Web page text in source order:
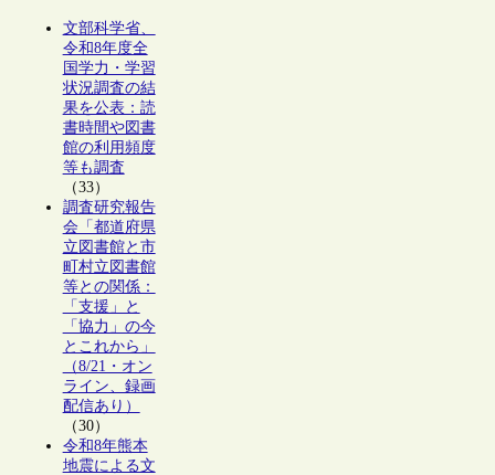
文部科学省、
令和8年度全
国学力・学習
状況調査の結
果を公表：読
書時間や図書
館の利用頻度
等も調査
（33）
調査研究報告
会「都道府県
立図書館と市
町村立図書館
等との関係：
「支援」と
「協力」の今
とこれから」
（8/21・オン
ライン、録画
配信あり）
（30）
令和8年熊本
地震による文